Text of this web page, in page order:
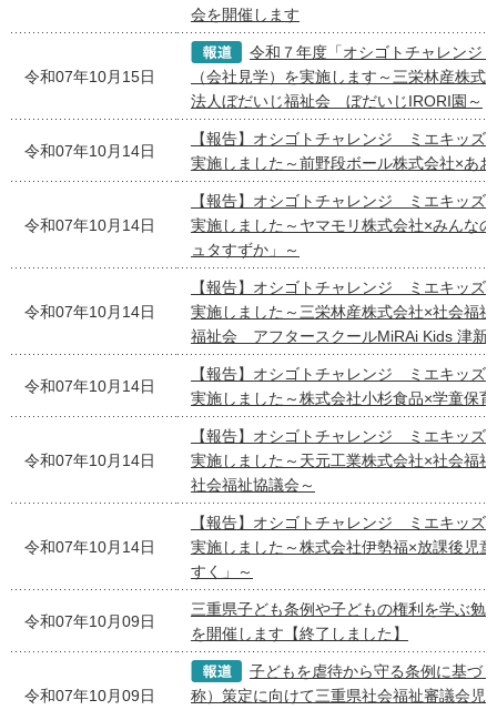
会を開催します
令和07年10月15日
令和７年度「オシゴトチャレンジ
（会社見学）を実施します～三栄林産株式
法人ぼだいじ福祉会 ぼだいじIRORI園～
令和07年10月14日
【報告】オシゴトチャレンジ ミエキッズ
実施しました～前野段ボール株式会社×あ
令和07年10月14日
【報告】オシゴトチャレンジ ミエキッズ
実施しました～ヤマモリ株式会社×みんな
ュタすずか」～
令和07年10月14日
【報告】オシゴトチャレンジ ミエキッズ
実施しました～三栄林産株式会社×社会福
福祉会 アフタースクールMiRAi Kids 津新
令和07年10月14日
【報告】オシゴトチャレンジ ミエキッズ
実施しました～株式会社小杉食品×学童保
令和07年10月14日
【報告】オシゴトチャレンジ ミエキッズ
実施しました～天元工業株式会社×社会福
社会福祉協議会～
令和07年10月14日
【報告】オシゴトチャレンジ ミエキッズ
実施しました～株式会社伊勢福×放課後児
すく」～
令和07年10月09日
三重県子ども条例や子どもの権利を学ぶ勉
を開催します【終了しました】
令和07年10月09日
子どもを虐待から守る条例に基づ
称）策定に向けて三重県社会福祉審議会児